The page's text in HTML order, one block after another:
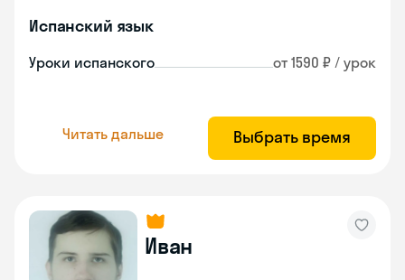
Испанский язык
Уроки испанского от 1590 ₽ / урок
Читать дальше Выбрать время
Иван